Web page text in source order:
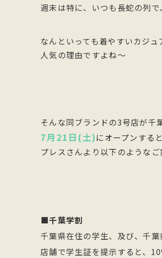
週末は特に、いつも長蛇の列
なんといっても着やすいカジ
人気の理由ですよね～
そんな同ブランドの3号店が千
7月21日(土)にオープンする
プレスさんより以下のような
■千葉学割
千葉県在住の学生、及び、千葉
店舗で学生証を提示すると、